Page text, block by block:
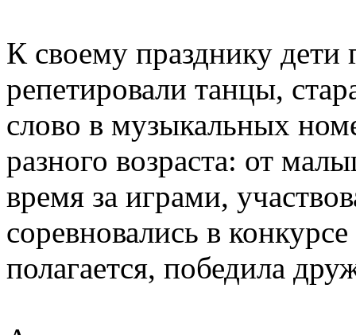
К своему празднику дети
репетировали танцы,
слово в музыкальных
разного возраста: от
время за играми,
соревновались в
полагается, победила